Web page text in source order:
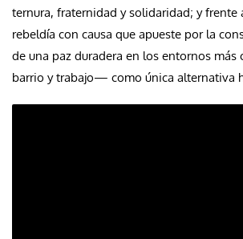
ternura, fraternidad y solidaridad; y frente
rebeldía con causa que apueste por la
de una paz duradera en los entornos
barrio y trabajo— como única alternativa